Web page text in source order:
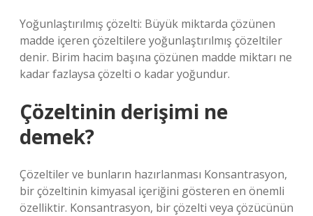
Yoğunlaştırılmış çözelti: Büyük miktarda çözünen
madde içeren çözeltilere yoğunlaştırılmış çözeltiler
denir. Birim hacim başına çözünen madde miktarı ne
kadar fazlaysa çözelti o kadar yoğundur.
Çözeltinin derişimi ne
demek?
Çözeltiler ve bunların hazırlanması Konsantrasyon,
bir çözeltinin kimyasal içeriğini gösteren en önemli
özelliktir. Konsantrasyon, bir çözelti veya çözücünün